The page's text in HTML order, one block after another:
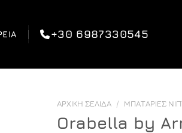
+30 6987330545
ΑΡΧΙΚΉ ΣΕΛΊΔΑ / ΜΠΑΤΑΡΊΕΣ
Orabella by